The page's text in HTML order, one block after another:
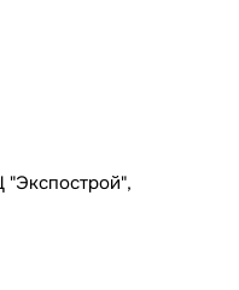
"Экспострой",